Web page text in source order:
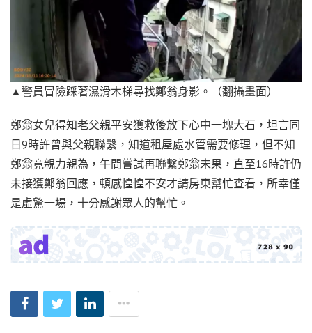
▲警員冒險踩著濕滑木梯尋找鄭翁身影。（翻攝畫面）
鄭翁女兒得知老父親平安獲救後放下心中一塊大石，坦言同
日9時許曾與父親聯繫，知道租屋處水管需要修理，但不知
鄭翁竟親力親為，午間嘗試再聯繫鄭翁未果，直至16時許仍
未接獲鄭翁回應，頓感惶惶不安才請房東幫忙查看，所幸僅
是虛驚一場，十分感謝眾人的幫忙。